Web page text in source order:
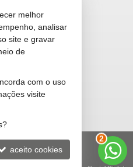
de Privacidade 2
melhor
analisar
site e gravar
de
com o uso
visite
?
aceito cookies